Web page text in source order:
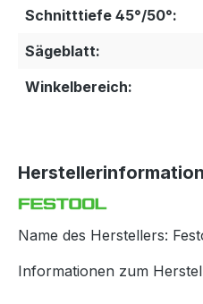
Schnitttiefe 45°/50°:
Sägeblatt:
Winkelbereich:
Name des Herstellers:
Informationen zum